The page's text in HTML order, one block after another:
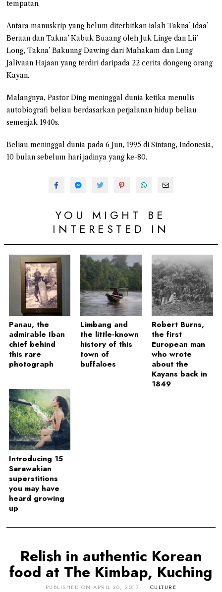
tempatan.
Antara manuskrip yang belum diterbitkan ialah Takna’ Idaa’
Beraan dan Takna’ Kabuk Buaang oleh Juk Linge dan Lii’
Long, Takna’ Bakunng Dawing dari Mahakam dan Lung
Jalivaan Hajaan yang terdiri daripada 22 cerita dongeng orang
Kayan.
Malangnya, Pastor Ding meninggal dunia ketika menulis
autobiografi beliau berdasarkan perjalanan hidup beliau
semenjak 1940s.
Beliau meninggal dunia pada 6 Jun, 1995 di Sintang, Indonesia,
10 bulan sebelum hari jadinya yang ke-80.
YOU MIGHT BE
INTERESTED IN
Panau, the
admirable Iban
chief behind
this rare
photograph
Limbang and
the little-known
history of this
town of
buffaloes
Robert Burns,
the first
European man
who wrote
about the
Kayans back in
1849
Introducing 15
Sarawakian
superstitions
you may have
heard growing
up
Relish in authentic Korean
food at The Kimbap, Kuching
PUBLISHED ON APRIL 30, 2017 CULTURE